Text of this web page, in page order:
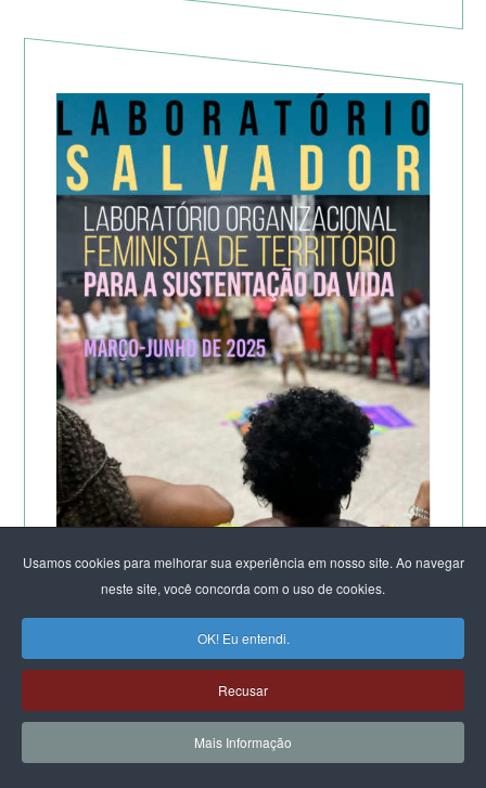
Usamos cookies para melhorar sua experiência em nosso site. Ao navegar
neste site, você concorda com o uso de cookies.
OK! Eu entendi.
Recusar
Mais Informação
FEMINISTA PARA A SUSTENTAÇÃO DA VIDA
DE SALVADOR